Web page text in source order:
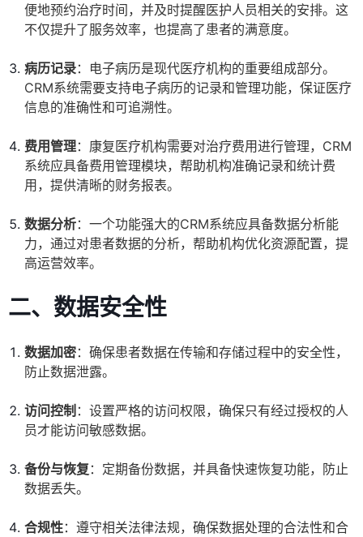
便地预约治疗时间，并及时提醒医护人员相关的安排。这
不仅提升了服务效率，也提高了患者的满意度。
病历记录：电子病历是现代医疗机构的重要组成部分。
CRM系统需要支持电子病历的记录和管理功能，保证医疗
信息的准确性和可追溯性。
费用管理：康复医疗机构需要对治疗费用进行管理，CRM
系统应具备费用管理模块，帮助机构准确记录和统计费
用，提供清晰的财务报表。
数据分析：一个功能强大的CRM系统应具备数据分析能
力，通过对患者数据的分析，帮助机构优化资源配置，提
高运营效率。
二、数据安全性
数据加密：确保患者数据在传输和存储过程中的安全性，
防止数据泄露。
访问控制 ：设置严格的访问权限，确保只有经过授权的人
员才能访问敏感数据。
备份与恢复 ：定期备份数据，并具备快速恢复功能，防止
数据丢失。
合规性：遵守相关法律法规，确保数据处理的合法性和合